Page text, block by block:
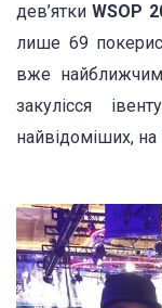
дев’яткиWSOP
лише 69
вже
закулісся
найвідоміших,